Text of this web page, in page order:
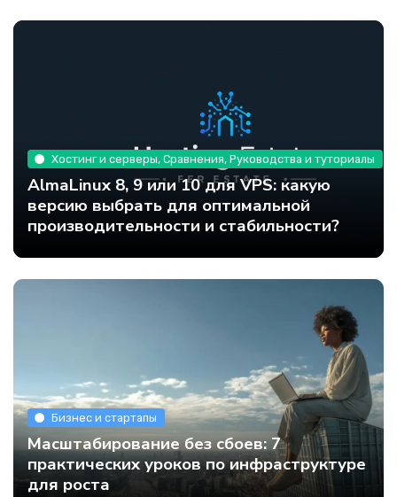
Хостинг и серверы, Сравнения, Руководства и туториалы
AlmaLinux 8, 9 или 10 для VPS: какую
версию выбрать для оптимальной
производительности и стабильности?
Бизнес и стартапы
Масштабирование без сбоев: 7
практических уроков по инфраструктуре
для роста